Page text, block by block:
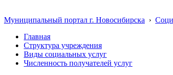
Муниципальный портал г. Новосибирска ›
Главная
Структура учреждения
Виды социальных услуг
Численность получателей услуг